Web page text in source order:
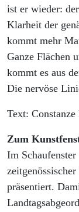
ist er wieder:
Klarheit der
kommt mehr
Ganze Flächen
kommt es aus
Die nervöse
Text:
Zum
Im
präsentiert.